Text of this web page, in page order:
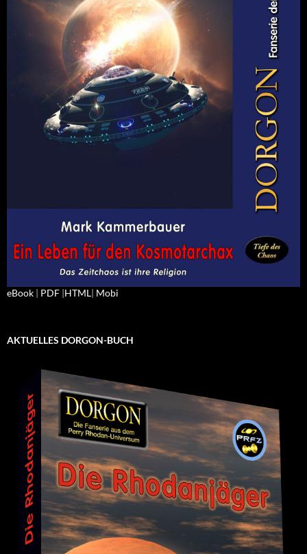
eBook | PDF |HTML| Mobi
AKTUELLES DORGON-BUCH